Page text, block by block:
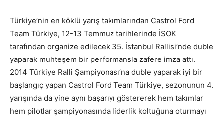
Türkiye’nin en köklü yarış takımlarından Castrol Ford
Team Türkiye, 12-13 Temmuz tarihlerinde İSOK
tarafından organize edilecek 35. İstanbul Rallisi’nde duble
yaparak muhteşem bir performansla zafere imza attı.
2014 Türkiye Ralli Şampiyonası’na duble yaparak iyi bir
başlangıç yapan Castrol Ford Team Türkiye, sezonunun 4.
yarışında da yine aynı başarıyı göstererek hem takımlar
hem pilotlar şampiyonasında liderlik koltuğuna oturmayı